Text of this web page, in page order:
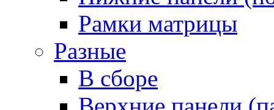
Рамки матрицы
Разные
В сборе